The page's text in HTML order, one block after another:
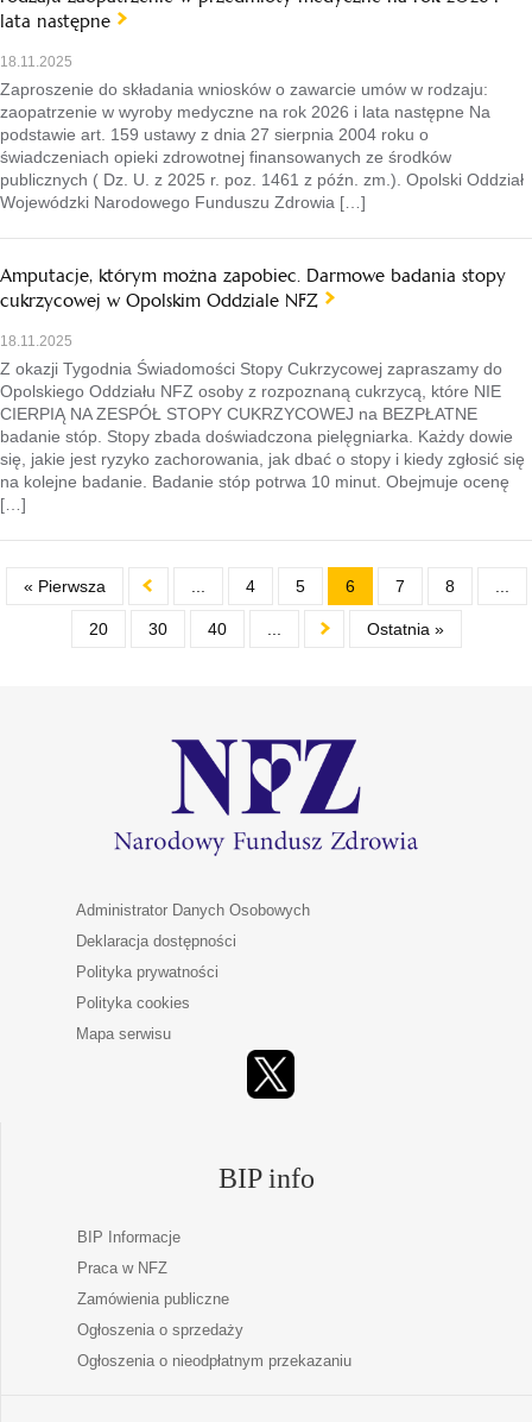
lata następne
18.11.2025
Zaproszenie do składania wniosków o zawarcie umów w rodzaju:
zaopatrzenie w wyroby medyczne na rok 2026 i lata następne Na
podstawie art. 159 ustawy z dnia 27 sierpnia 2004 roku o
świadczeniach opieki zdrowotnej finansowanych ze środków
publicznych ( Dz. U. z 2025 r. poz. 1461 z późn. zm.). Opolski Oddział
Wojewódzki Narodowego Funduszu Zdrowia […]
Amputacje, którym można zapobiec. Darmowe badania stopy
cukrzycowej w Opolskim Oddziale NFZ
18.11.2025
Z okazji Tygodnia Świadomości Stopy Cukrzycowej zapraszamy do
Opolskiego Oddziału NFZ osoby z rozpoznaną cukrzycą, które NIE
CIERPIĄ NA ZESPÓŁ STOPY CUKRZYCOWEJ na BEZPŁATNE
badanie stóp. Stopy zbada doświadczona pielęgniarka. Każdy dowie
się, jakie jest ryzyko zachorowania, jak dbać o stopy i kiedy zgłosić się
na kolejne badanie. Badanie stóp potrwa 10 minut. Obejmuje ocenę
[…]
« Pierwsza 4 5 6 7 8
20 30 40 Ostatnia »
Administrator Danych Osobowych
Deklaracja dostępności
Polityka prywatności
Polityka cookies
Mapa serwisu
BIP info
BIP Informacje
Praca w NFZ
Zamówienia publiczne
Ogłoszenia o sprzedaży
Ogłoszenia o nieodpłatnym przekazaniu